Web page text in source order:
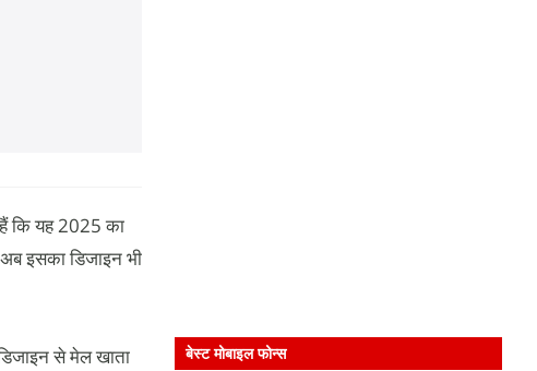
कि यह 2025 का
इसका डिजाइन भी
से मेल खाता
बेस्ट मोबाइल फोन्स